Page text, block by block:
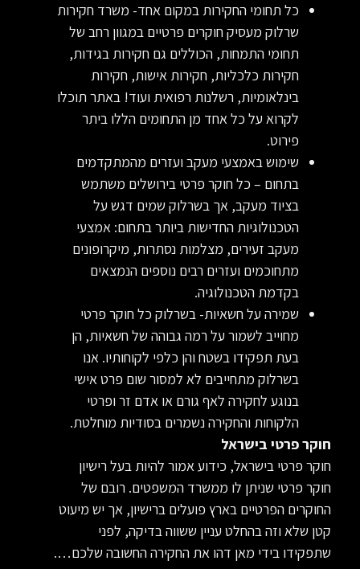
כל תחומי החקירות במקום אחד- משרד חקירות
שרלוק מעסיק חוקרים פרטיים במגוון רחב של
תחומי התמחות, הכוללים גם חקירות בגידות,
חקירות כלכליות, חקירות אישות, חקירות
בינלאומיות, רשלנות רפואית ועוד! באתר תוכלו
לקרוא על כל אחד מן התחומים הללו ביתר
פירוט.
שימוש באמצעי מעקב ועזרים מהמתקדמים
בתחום – כל חוקר פרטי בירושלים משתמש
בציוד מעקב, אך בשרלוק שמים דגש על
הטכנולוגיות החדישות ביותר בתחום: אמצעי
מעקב זעירים, מצלמות נסתרות, מיקרופונים
מתחוכמים ועזרים רבים נוספים הנמצאים
בקדמת הטכנולוגיה.
שמירה על חשאיות- בשרלוק כל חוקר פרטי
מחוייב לשמור על רמה גבוהה של חשאיות, הן
בעת תפקידו בשטח והן כלפי לקוחותיו. אנו
בשרלוק מתחייבים לא למסור שום פרט אישי
בנוגע לחקירה לאף גורם או אדם זר ופרטי
הלקוחות והחקירה נשמרים בסודיות מוחלטת.
חוקר פרטי בישראל
חוקר פרטי בישראל, כידוע אמור להיות בעל רישיון
חוקר פרטי שניתן לו ממשרד המשפטים. רובם של
החוקרים הפרטיים בארץ פועלים ברישיון, אך יש מיעוט
קטן שלא וזה בהחלט עניין ששווה בדיקה, לפני
שתפקידו בידי מאן דהו את החקירה החשובה שלכם….